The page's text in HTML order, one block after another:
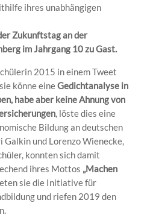
ihres unabhängigen
Zukunftstag an der
im Jahrgang 10 zu Gast.
2015 in einem Tweet
könne eineGedichtanalyse in
habe aber keine Ahnung von
, löste dies eine
Bildung an deutschen
Galkin und Lorenzo Wienecke,
konnten sich damit
ihres Mottos „Machen
sie die Initiative für
und riefen 2019 den